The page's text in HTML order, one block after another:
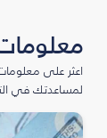
اعثر على
لمساعدتك في